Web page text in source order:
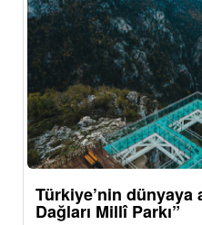
Türkiye’nin dünyaya
Dağları Millî Parkı”